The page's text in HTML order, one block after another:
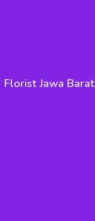
Florist Jawa Barat